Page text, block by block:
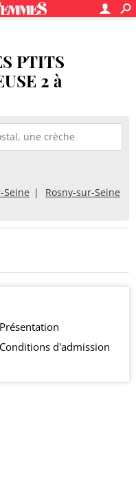
DE FRENEUSE 2
PTITS
2 à
Seine
Rosny-sur-Seine
Présentation
Conditions d'admission